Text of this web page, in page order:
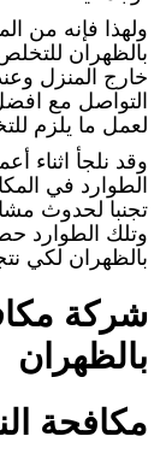
ولهذا فإنه من
بالظهران
خارج المنزل
التواصل مع
لعمل ما يلزم
وقد نلجأ اثناء
الطوارد في
تجنبا لحدوث
وتلك الطوارد
بالظهران لكي
شركة
بالظهران
مكافحة